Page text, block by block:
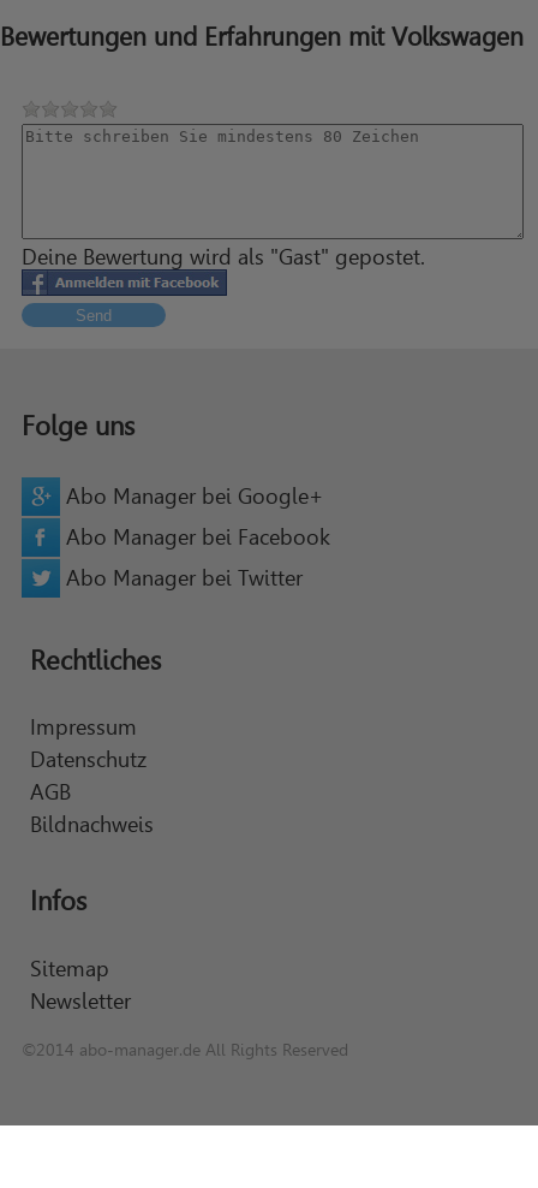
Bewertungen und Erfahrungen mit Volkswagen
Deine Bewertung wird als "Gast" gepostet.
Send
Folge uns
Abo Manager bei Google+
Abo Manager bei Facebook
Abo Manager bei Twitter
Rechtliches
Impressum
Datenschutz
AGB
Bildnachweis
Infos
Sitemap
Newsletter
©2014 abo-manager.de All Rights Reserved